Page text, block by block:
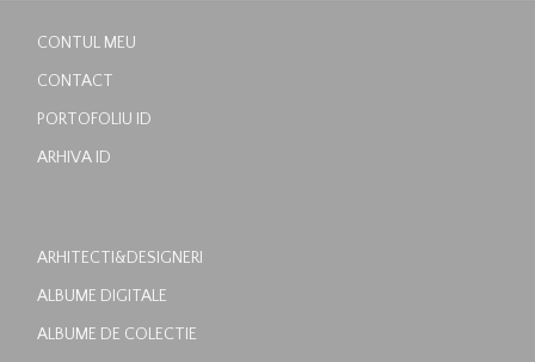
CONTUL MEU
CONTACT
PORTOFOLIU ID
ARHIVA ID
ARHITECTI&DESIGNERI
ALBUME DIGITALE
ALBUME DE COLECTIE